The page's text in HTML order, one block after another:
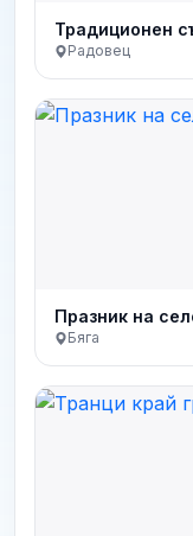
Традиционен
Радовец
Празник на
Бяга